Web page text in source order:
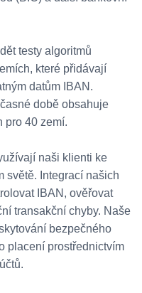
testy algoritmů
které přidávají
datům IBAN.
době obsahuje
pro 40 zemí.
naši klienti ke
světě. Integrací našich
IBAN, ověřovat
transakční chyby. Naše
bezpečného
placení prostřednictvím